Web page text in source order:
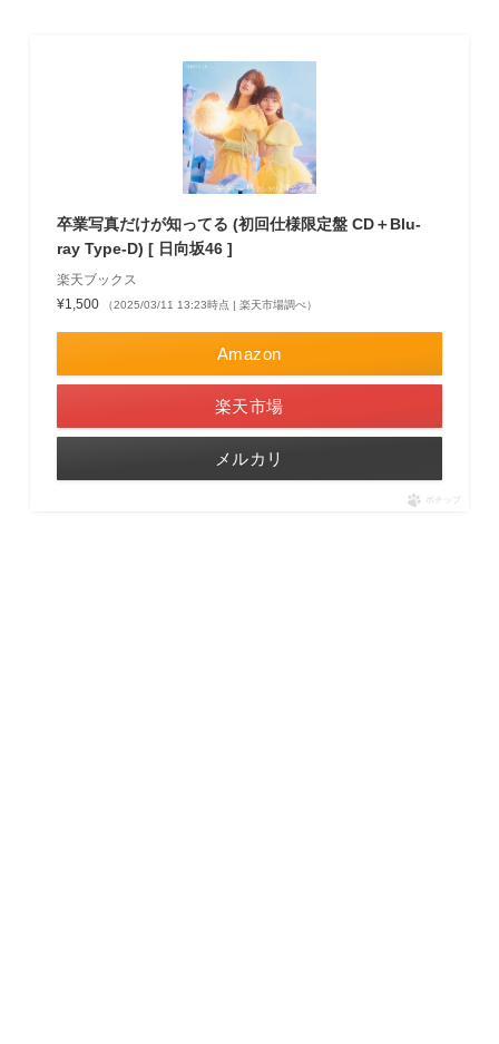
卒業写真だけが知ってる (初回仕様限定盤 CD＋Blu-
ray Type-D) [ 日向坂46 ]
楽天ブックス
¥1,500
（2025/03/11 13:23時点 | 楽天市場調べ）
Amazon
楽天市場
メルカリ
ポチップ